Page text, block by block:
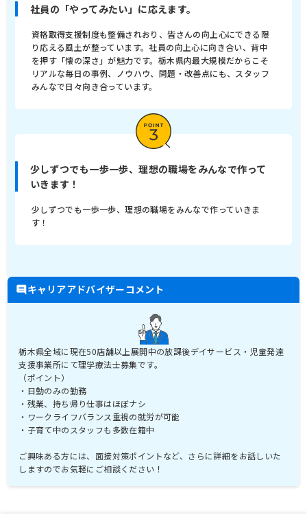
社員の「やってみたい」に応えます。
資格取得支援制度も整備されおり、皆さんの向上心にできる限
り応える風土が整っています。社員の向上心に向き合い、背中
を押す「懐の深さ」が魅力です。栃木県内最大規模だからこそ
リアルな毎日の事例、ノウハウ、問題・改善点にも、スタッフ
みんなで日々向き合っています。
少しずつでも一歩一歩、理想の職場をみんなで作って
いきます！
少しずつでも一歩一歩、理想の職場をみんなで作っていきま
す！
キャリアアドバイザーコメント
栃木県全域に現在50店舗以上展開中の放課後デイサービス・児童発達
支援事業所にて理学療法士募集です。
（ポイント）
・日勤のみの勤務
・残業、持ち帰り仕事はほぼナシ
・ワークライフバランス重視の就労が可能
・子育て中のスタッフも多数在籍中
ご興味ある方には、面接対策ポイントなど、さらに詳細をお話しいた
しますのでお気軽にご相談ください！